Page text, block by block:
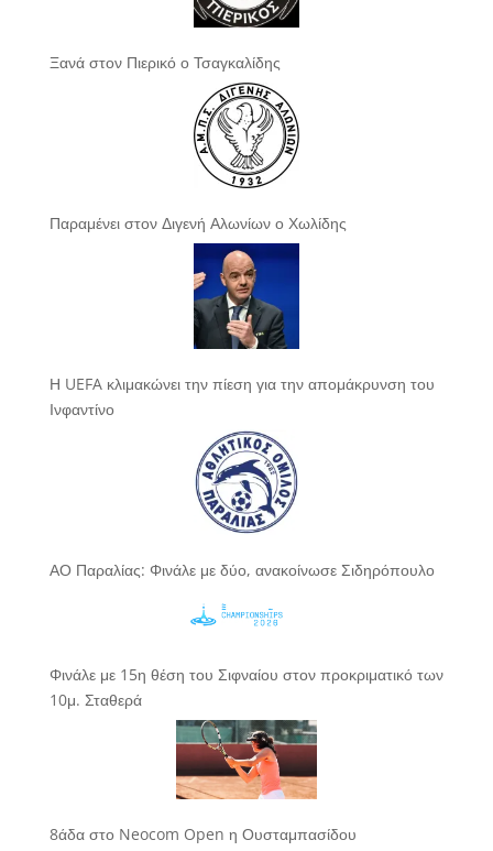
Ξανά στον Πιερικό ο Τσαγκαλίδης
Παραμένει στον Διγενή Αλωνίων ο Χωλίδης
Η UEFA κλιμακώνει την πίεση για την απομάκρυνση του
Ινφαντίνο
ΑΟ Παραλίας: Φινάλε με δύο, ανακοίνωσε Σιδηρόπουλο
Φινάλε με 15η θέση του Σιφναίου στον προκριματικό των
10μ. Σταθερά
8άδα στο Neocom Open η Ουσταμπασίδου